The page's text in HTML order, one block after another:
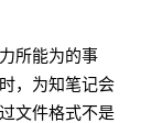
所能为的事
，为知笔记会
文件格式不是